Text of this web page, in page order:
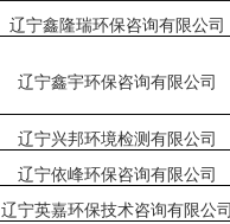
辽宁鑫隆瑞环保咨询有限公司
辽宁鑫宇环保咨询有限公司
辽宁兴邦环境检测有限公司
辽宁依峰环保咨询有限公司
辽宁英嘉环保技术咨询有限公司